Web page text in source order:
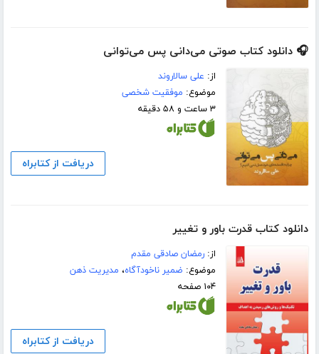
🎧 دانلود کتاب صوتی می‌دانی پس می‌توانی
از: على سالاروند
موضوع: موفقیت شخصی
۳ ساعت و ۵۸ دقیقه
دریافت از کتابراه
دانلود کتاب قدرت باور و تغییر
از:رمضان صادقی مقدم
موضوع: ضمیر ناخودآگاه، مدیریت ذهن
۱۰۴ صفحه
دریافت از کتابراه